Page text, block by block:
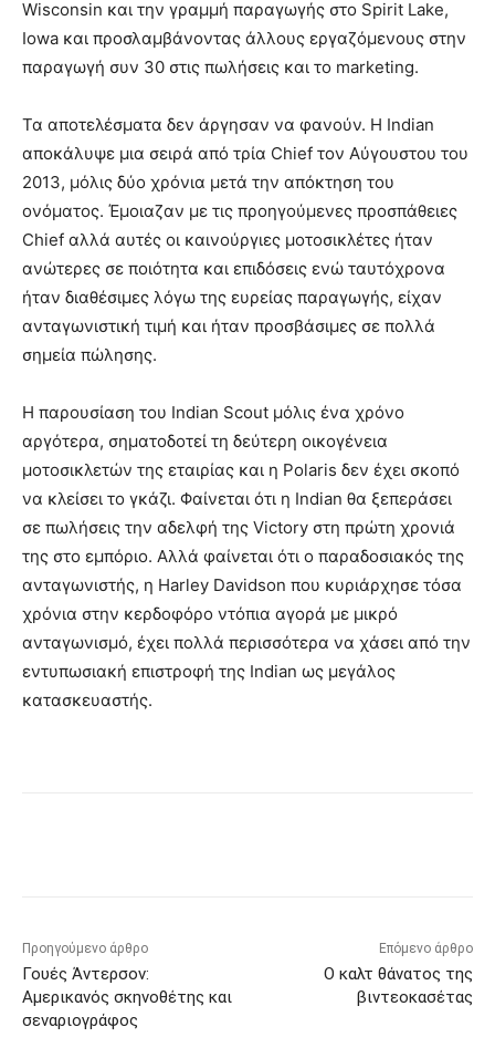
Wisconsin και την γραμμή παραγωγής στο Spirit Lake,
Iowa και προσλαμβάνοντας άλλους εργαζόμενους στην
παραγωγή συν 30 στις πωλήσεις και το marketing.
Τα αποτελέσματα δεν άργησαν να φανούν. Η Indian
αποκάλυψε μια σειρά από τρία Chief τον Αύγουστου του
2013, μόλις δύο χρόνια μετά την απόκτηση του
ονόματος. Έμοιαζαν με τις προηγούμενες προσπάθειες
Chief αλλά αυτές οι καινούργιες μοτοσικλέτες ήταν
ανώτερες σε ποιότητα και επιδόσεις ενώ ταυτόχρονα
ήταν διαθέσιμες λόγω της ευρείας παραγωγής, είχαν
ανταγωνιστική τιμή και ήταν προσβάσιμες σε πολλά
σημεία πώλησης.
Η παρουσίαση του Indian Scout μόλις ένα χρόνο
αργότερα, σηματοδοτεί τη δεύτερη οικογένεια
μοτοσικλετών της εταιρίας και η Polaris δεν έχει σκοπό
να κλείσει το γκάζι. Φαίνεται ότι η Indian θα ξεπεράσει
σε πωλήσεις την αδελφή της Victory στη πρώτη χρονιά
της στο εμπόριο. Αλλά φαίνεται ότι ο παραδοσιακός της
ανταγωνιστής, η Harley Davidson που κυριάρχησε τόσα
χρόνια στην κερδοφόρο ντόπια αγορά με μικρό
ανταγωνισμό, έχει πολλά περισσότερα να χάσει από την
εντυπωσιακή επιστροφή της Indian ως μεγάλος
κατασκευαστής.
Προηγούμενο άρθρο
Γουές Άντερσον:
Αμερικανός σκηνοθέτης και
σεναριογράφος
Επόμενο άρθρο
Ο καλτ θάνατος της
βιντεοκασέτας